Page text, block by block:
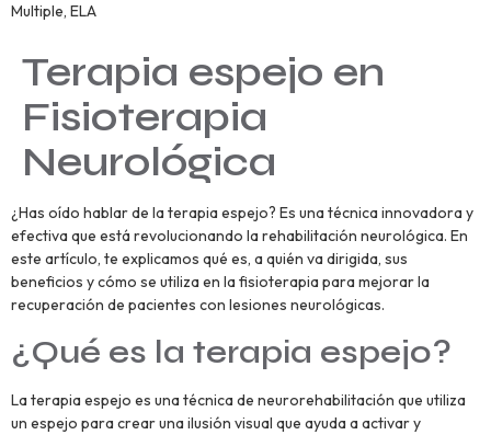
Multiple, ELA
Terapia espejo en
Fisioterapia
Neurológica
¿Has oído hablar de la terapia espejo? Es una técnica innovadora y
efectiva que está revolucionando la rehabilitación neurológica. En
este artículo, te explicamos qué es, a quién va dirigida, sus
beneficios y cómo se utiliza en la fisioterapia para mejorar la
recuperación de pacientes con lesiones neurológicas.
¿Qué es la terapia espejo?
La terapia espejo es una técnica de neurorehabilitación que utiliza
un espejo para crear una ilusión visual que ayuda a activar y